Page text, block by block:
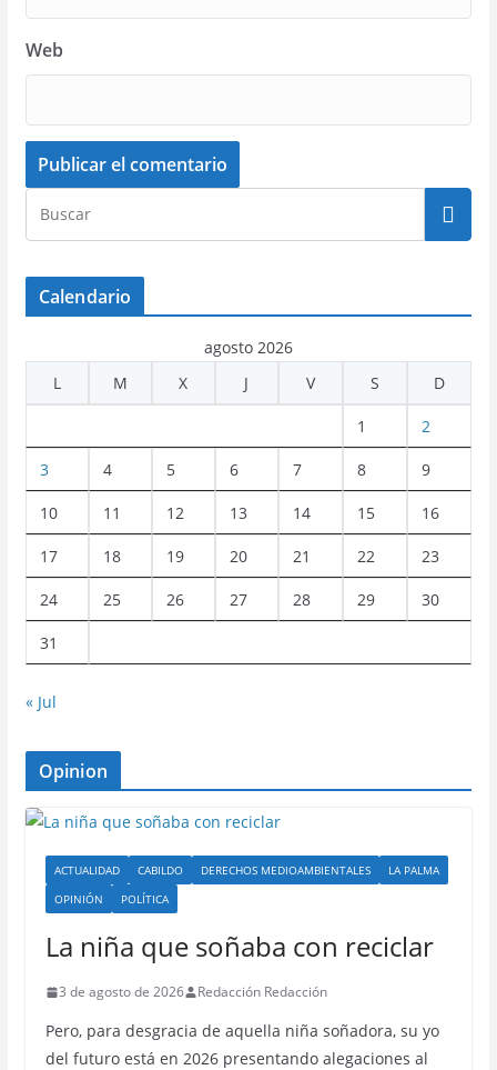
Web
Calendario
agosto 2026
L
M X J V S D
1 2
3 4 5 6 7 8 9
10 11 12 13 14 15 16
17 18 19 20 21 22 23
24 25 26 27 28 29 30
31
« Jul
Opinion
ACTUALIDAD CABILDO DERECHOS MEDIOAMBIENTALES
LA PALMA
OPINIÓN
POLÍTICA
La niña que soñaba con reciclar
3 de agosto de 2026 Redacción Redacción
Pero, para desgracia de aquella niña soñadora, su yo
del futuro está en 2026 presentando alegaciones al